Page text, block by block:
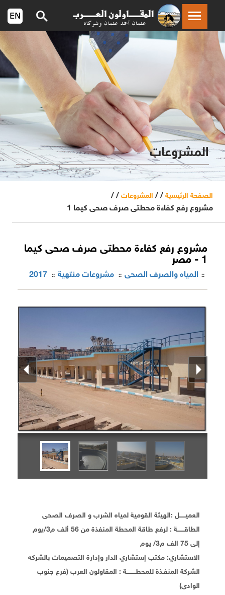
المشروعات
الصفحة الرئيسية / / المشروعات / /
مشروع رفع كفاءة محطتى صرف صحى كيما 1
مشروع رفع كفاءة محطتى صرف صحى كيما
1 - مصر
2017 :: مشروعات منتهية:: المياه والصرف الصحى ::
العميــــــل :الهيئة القومية لمياه الشرب و الصرف الصحى
الطاقـــــــة : لرفع طاقة المحطة المنفذة من 56 ألف م3/يوم
إلى 75 الف م3/ يوم
الاستشاري: مكتب إستشاري الدار وإدارة التصميمات بالشركه
الشركة المنفـذة للمحطـــــــــة : المقاولون العرب (فرع جنوب
الوادى)